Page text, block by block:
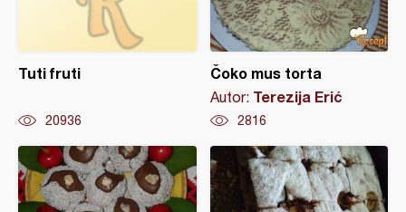
Tuti fruti
20936
Čoko mus torta
Autor: Terezija Erić
2816